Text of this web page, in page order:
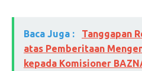
Baca Juga :
Tanggapan
atas Pemberitaan
kepada Komisioner